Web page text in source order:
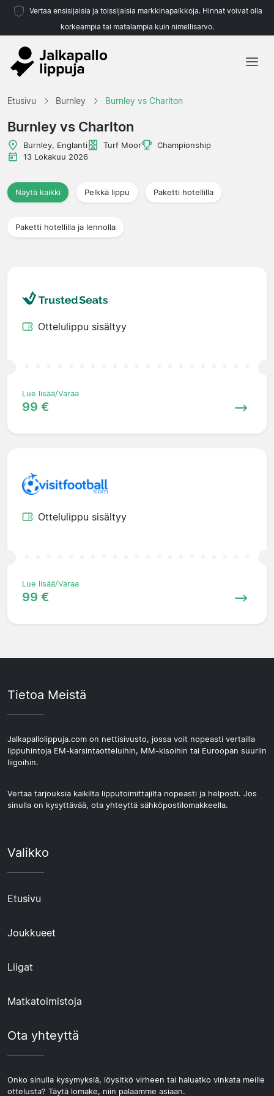
Vertaa ensisijaisia ja toissijaisia markkinapaikkoja. Hinnat voivat olla
korkeampia tai matalampia kuin nimellisarvo.
Etusivu Burnley Burnley vs Charlton
Burnley vs Charlton
Burnley, Englanti Turf Moor
Championship
13 Lokakuu 2026
Näytä kaikki Pelkkä lippu Paketti hotellilla
Paketti hotellilla ja lennolla
Ottelulippu sisältyy
Lue lisää/Varaa
99 €
Ottelulippu sisältyy
Lue lisää/Varaa
99 €
Tietoa Meistä
Jalkapallolippuja.com on nettisivusto, jossa voit nopeasti vertailla
lippuhintoja EM-karsintaotteluihin, MM-kisoihin tai Euroopan suuriin
liigoihin.
Vertaa tarjouksia kaikilta lipputoimittajilta nopeasti ja helposti. Jos
sinulla on kysyttävää, ota yhteyttä sähköpostilomakkeella.
Valikko
Etusivu
Joukkueet
Liigat
Matkatoimistoja
Ota yhteyttä
Onko sinulla kysymyksiä, löysitkö virheen tai haluatko vinkata meille
ottelusta? Täytä lomake, niin palaamme asiaan.